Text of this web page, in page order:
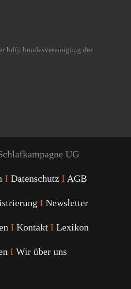
bdfj: bundesvereinigung der
UG
I Datenschutz I AGB
I Newsletter
I Kontakt I Lexikon
I Wir über uns